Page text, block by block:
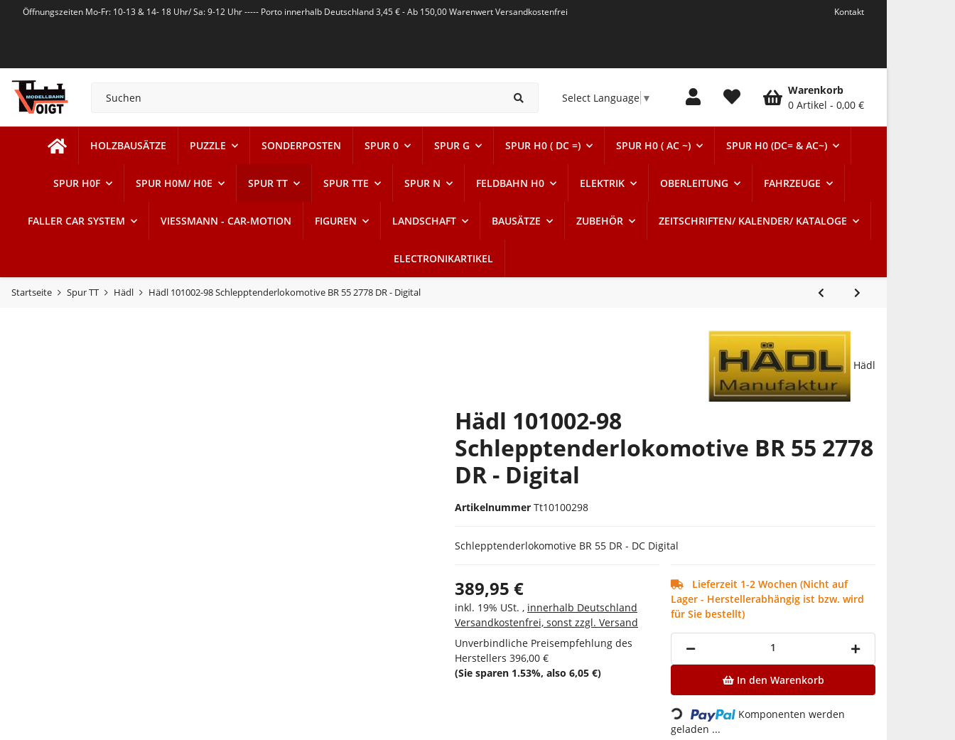
Öffnungszeiten Mo-Fr: 10-13 & 14- 18 Uhr/ Sa: 9-12 Uhr ----- Porto innerhalb Deutschland 3,45 € - Ab 150,00 Warenwert Versandkostenfrei Kontakt
Select Language ▼
HOLZBAUSÄTZE PUZZLE SONDERPOSTEN SPUR 0 SPUR G SPUR H0 ( DC =) SPUR H0 ( AC ~) SPUR H0 (DC= & AC~)
SPUR H0F SPUR H0M/ H0E SPUR TT SPUR TTE SPUR N FELDBAHN H0 ELEKTRIK OBERLEITUNG FAHRZEUGE
FALLER CAR SYSTEM VIESSMANN - CAR-MOTION FIGUREN LANDSCHAFT BAUSÄTZE ZUBEHÖR ZEITSCHRIFTEN/ KALENDER/ KATALOGE
ELECTRONIKARTIKEL
Warenkorb
0 Artikel
0,00 €
Startseite Spur TT Hädl Hädl 101002-98 Schlepptenderlokomotive BR 55 2778 DR - Digital
Hädl 101002-98
Schlepptenderlokomotive BR 55 2778
DR - Digital
Artikelnummer Tt10100298
Hädl
Schlepptenderlokomotive BR 55 DR - DC Digital
389,95 €
inkl. 19% USt. , innerhalb Deutschland
Versandkostenfrei, sonst zzgl. Versand
Unverbindliche Preisempfehlung des
Herstellers 396,00 €
(Sie sparen 1.53%, also 6,05 €)
In den Warenkorb
Loading...
Komponenten werden
geladen ...
Lieferzeit 1-2 Wochen (Nicht auf
Lager - Herstellerabhängig ist bzw. wird
für Sie bestellt)